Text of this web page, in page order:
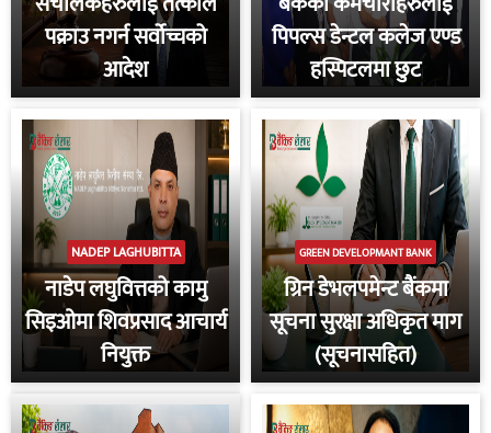
पक्राउ नगर्न सर्वोच्चको
आदेश
पिपल्स डेन्टल कलेज एण्ड
हस्पिटलमा छुट
NADEP LAGHUBITTA
नाडेप लघुवित्तको कामु
सिइओमा शिवप्रसाद आचार्य
नियुक्त
GREEN DEVELOPMANT BANK
ग्रिन डेभलपमेन्ट बैंकमा
सूचना सुरक्षा अधिकृत माग
(सूचनासहित)